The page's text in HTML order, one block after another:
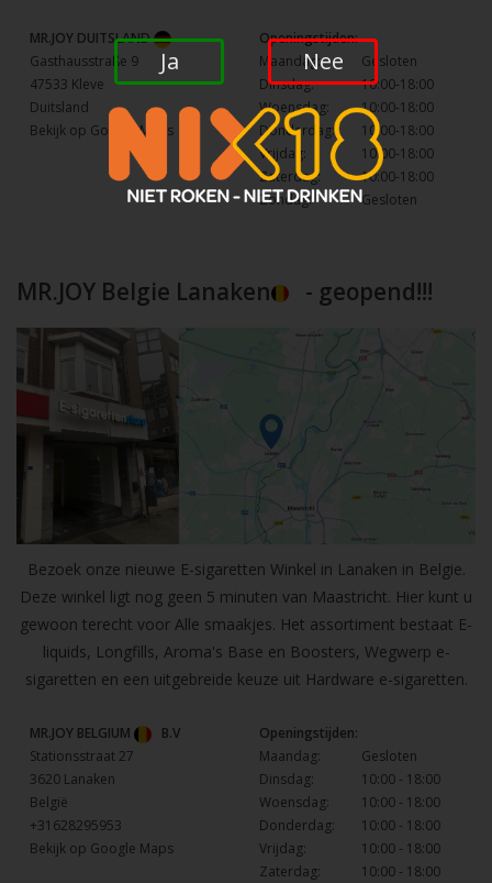
MR.JOY DUITSLAND
Gasthausstraße 9
47533 Kleve
Duitsland
Bekijk op Google Maps
Openingstijden:
Maandag:
Gesloten
Dinsdag:
10:00-18:00
Woensdag:
10:00-18:00
Donderdag:
10:00-18:00
Vrijdag:
10:00-18:00
Zaterdag:
10:00-18:00
Zondag:
Gesloten
MR.JOY Belgie Lanaken - geopend!!!
Bezoek onze nieuwe E-sigaretten Winkel in Lanaken in Belgie.
Deze winkel ligt nog geen 5 minuten van Maastricht. Hier kunt u
gewoon terecht voor Alle smaakjes. Het assortiment bestaat E-
liquids, Longfills, Aroma's Base en Boosters, Wegwerp e-
sigaretten en een uitgebreide keuze uit Hardware e-sigaretten.
MR.JOY BELGIUM
B.V
Stationsstraat 27
3620 Lanaken
België
+31628295953
Bekijk op Google Maps
Openingstijden:
Maandag:
Gesloten
Dinsdag:
10:00 - 18:00
Woensdag:
10:00 - 18:00
Donderdag:
10:00 - 18:00
Vrijdag:
10:00 - 18:00
Zaterdag:
10:00 - 18:00
Ja Nee